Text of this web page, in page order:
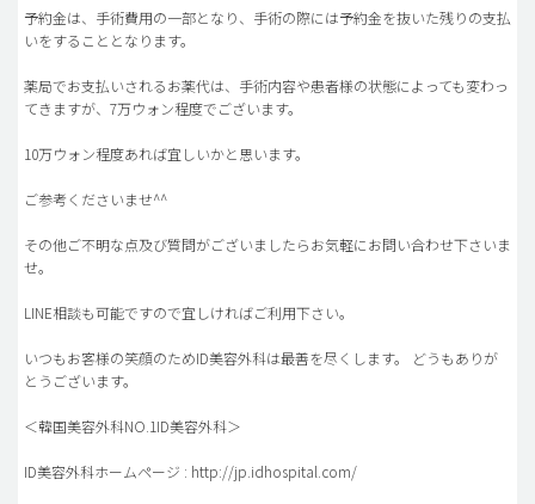
予約金は、手術費用の一部となり、手術の際には予約金を抜いた残りの支払
いをすることとなります。
薬局でお支払いされるお薬代は、手術内容や患者様の状態によっても変わっ
てきますが、7万ウォン程度でございます。
10万ウォン程度あれば宜しいかと思います。
ご参考くださいませ^^
その他ご不明な点及び質問がございましたらお気軽にお問い合わせ下さいま
せ。
LINE相談も可能ですので宜しければご利用下さい。
いつもお客様の笑顔のためID美容外科は最善を尽くします。 どうもありが
とうございます。
＜韓国美容外科NO.1ID美容外科＞
ID美容外科ホームページ : http://jp.idhospital.com/